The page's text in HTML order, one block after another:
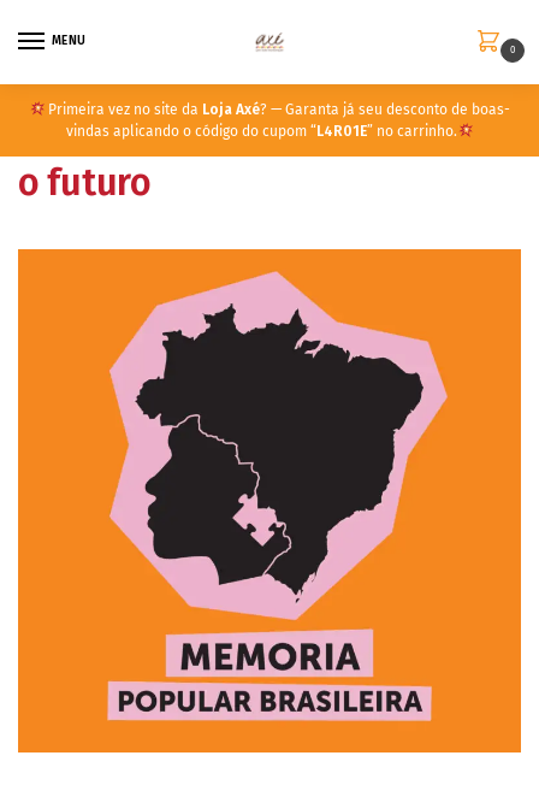
MENU
0
Primeira vez no site da Loja Axé? — Garanta já seu desconto de boas-
vindas aplicando o código do cupom “ L4R01E” no carrinho.
o futuro